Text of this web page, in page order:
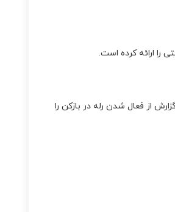
دارد و نوع دزدگیر سیم کارتی – تلفنی و دارای 20 حافظه میباشد و امکان گزارش از فعال شدن رله در بازکن را